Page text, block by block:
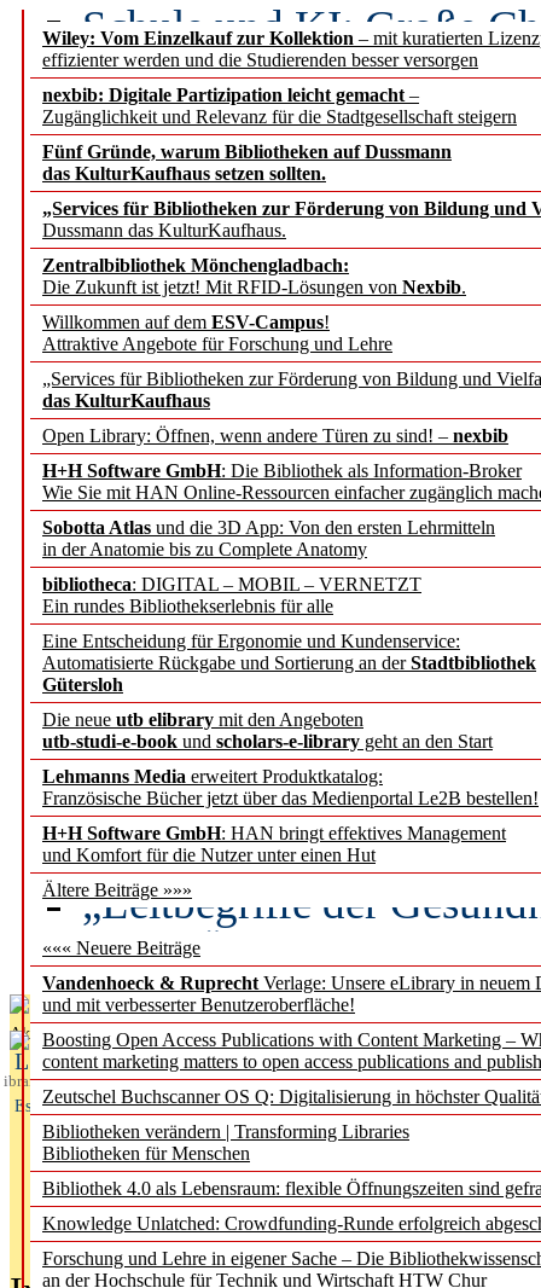
Wiley: Vom Einzelkauf zur Kollektion – mit kuratierten
effizienter werden und die Studierenden besser versorgen
nexbib: Digitale Partizipation leicht gemacht –
Zugänglichkeit und Relevanz für die Stadtgesellschaft steigern
Fünf Gründe, warum Bibliotheken auf Dussmann
das KulturKaufhaus setzen sollten.
„Services für Bibliotheken zur Förderung von Bildung und
Dussmann das KulturKaufhaus.
Zentralbibliothek Mönchengladbach:
Die Zukunft ist jetzt! Mit RFID-Lösungen von Nexbib.
Willkommen auf dem ESV-Campus!
Attraktive Angebote für Forschung und Lehre
„Services für Bibliotheken zur Förderung von Bildung und
das KulturKaufhaus
Open Library: Öffnen, wenn andere Türen zu sind! – nexbib
H+H Software GmbH: Die Bibliothek als Information-Broker
Wie Sie mit HAN Online-Ressourcen einfacher zugänglich
Sobotta Atlas und die 3D App: Von den ersten Lehrmitteln
in der Anatomie bis zu Complete Anatomy
bibliotheca: DIGITAL – MOBIL – VERNETZT
Ein rundes Bibliothekserlebnis für alle
Eine Entscheidung für Ergonomie und Kundenservice:
Automatisierte Rückgabe und Sortierung an derStadtbibliothek
Gütersloh
Die neue utb elibrary mit den Angeboten
utb-studi-e-book und scholars-e-library geht an den Start
Lehmanns Media erweitert Produktkatalog:
Französische Bücher jetzt über das Medienportal Le2B bestellen!
H+H Software GmbH: HAN bringt effektives Management
und Komfort für die Nutzer unter einen Hut
Ältere Beiträge »»»
««« Neuere Beiträge
Vandenhoeck & Ruprecht Verlage: Unsere eLibrary in neuem
und mit verbesserter Benutzeroberfläche!
Boosting Open Access Publications with Content Marketing –
content marketing matters to open access publications and
Zeutschel Buchscanner OS Q: Digitalisierung in höchster
Bibliotheken verändern | Transforming Libraries
Bibliotheken für Menschen
Bibliothek 4.0 als Lebensraum: flexible Öffnungszeiten sind
Knowledge Unlatched: Crowdfunding-Runde erfolgreich
Forschung und Lehre in eigener Sache – Die
an der Hochschule für Technik und Wirtschaft HTW Chur
Schule und KI: Große
Voraussetzungen
Erfolgreiches erstes
Segment Research –
angepasst
konstruktiv!
Mohr Siebeck
und die Zeitschrift für
Francke Attempto
EBSCO Information
Recherchefunktionen in
Sorbisches Institut neu
Geschichte und
Künstliche Intelligenz
besser zu verstehen
„Leitbegriffe der
des BIÖG erscheinen
Aktuelles aus
L
ibrary
Essentials